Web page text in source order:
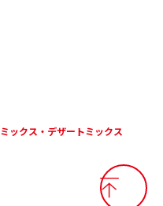
ックス・デザートミックス